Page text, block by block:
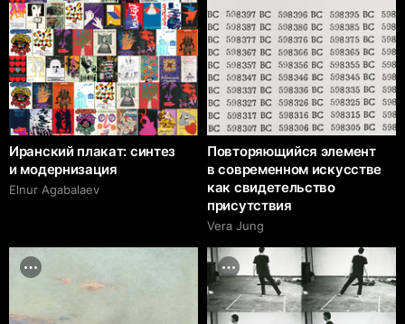
Иранский плакат: синтез
и модернизация
Elnur Agabalaev
Повторяющийся элемент
в современном искусстве
как свидетельство
присутствия
Vera Jung